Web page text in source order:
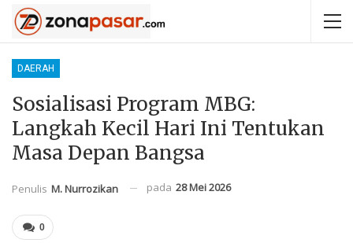
DAERAH
Sosialisasi Program MBG:
Langkah Kecil Hari Ini Tentukan
Masa Depan Bangsa
Penulis M. Nurrozikan pada 28 Mei 2026
0